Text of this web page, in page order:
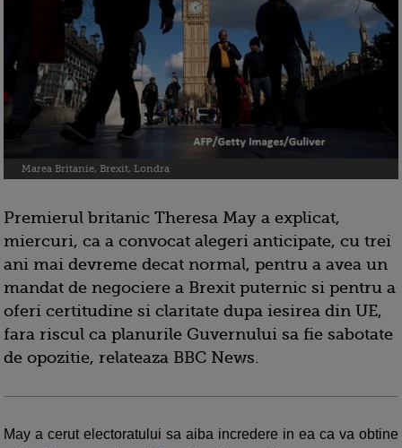
Marea Britanie, Brexit, Londra
Premierul britanic Theresa May a explicat,
miercuri, ca a convocat alegeri anticipate, cu trei
ani mai devreme decat normal, pentru a avea un
mandat de negociere a Brexit puternic si pentru a
oferi certitudine si claritate dupa iesirea din UE,
fara riscul ca planurile Guvernului sa fie sabotate
de opozitie, relateaza BBC News.
May a cerut electoratului sa aiba incredere in ea ca va obtine